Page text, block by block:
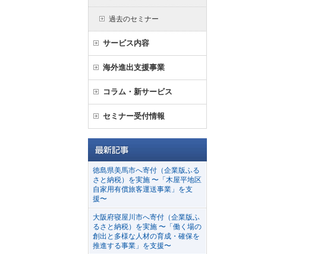
過去のセミナー
サービス内容
海外進出支援事業
コラム・新サービス
セミナー受付情報
徳島県美馬市へ寄付（企業版ふる
さと納税）を実施 〜「木屋平地区
自家用有償旅客運送事業」を支
援〜
大阪府寝屋川市へ寄付（企業版ふ
るさと納税）を実施 〜「働く場の
創出と多様な人材の育成・確保を
推進する事業」を支援〜